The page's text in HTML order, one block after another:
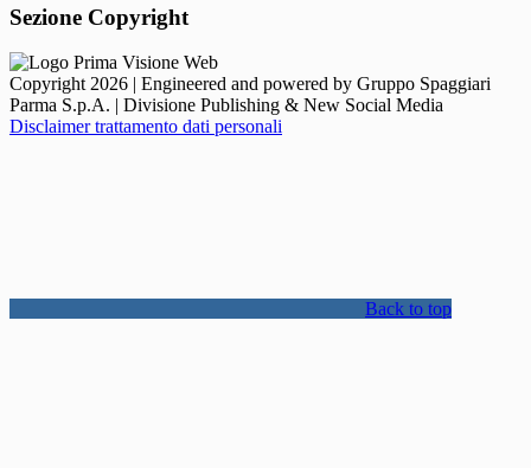
Sezione Copyright
Copyright 2026 | Engineered and powered by Gruppo Spaggiari
Parma S.p.A. | Divisione Publishing & New Social Media
Disclaimer trattamento dati personali
Back to top